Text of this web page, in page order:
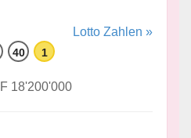
Lotto Zahlen »
40 1
18'200'000